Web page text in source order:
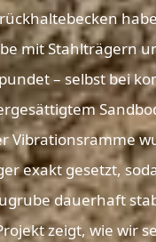
mit Stahlträgern
– selbst bei
Vibrationsramme
exakt gesetzt,
dauerhaft
zeigt, wie wir